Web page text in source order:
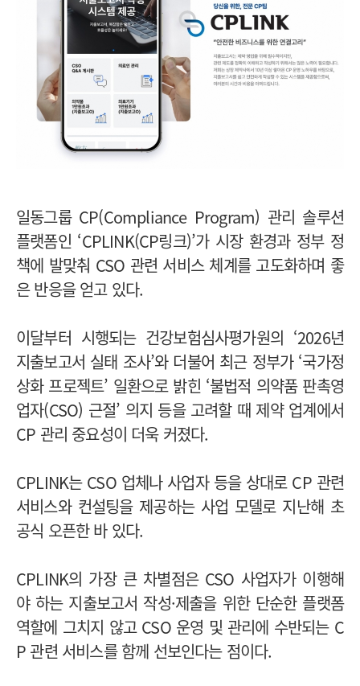
일동그룹 CP(Compliance Program) 관리 솔루션
플랫폼인 ‘CPLINK(CP링크)’가 시장 환경과 정부 정
책에 발맞춰 CSO 관련 서비스 체계를 고도화하며 좋
은 반응을 얻고 있다.
이달부터 시행되는 건강보험심사평가원의 ‘2026년
지출보고서 실태 조사’와 더불어 최근 정부가 ‘국가정
상화 프로젝트’ 일환으로 밝힌 ‘불법적 의약품 판촉영
업자(CSO) 근절’ 의지 등을 고려할 때 제약 업계에서
CP 관리 중요성이 더욱 커졌다.
CPLINK는 CSO 업체나 사업자 등을 상대로 CP 관련
서비스와 컨설팅을 제공하는 사업 모델로 지난해 초
공식 오픈한 바 있다.
CPLINK의 가장 큰 차별점은 CSO 사업자가 이행해
야 하는 지출보고서 작성·제출을 위한 단순한 플랫폼
역할에 그치지 않고 CSO 운영 및 관리에 수반되는 C
P 관련 서비스를 함께 선보인다는 점이다.